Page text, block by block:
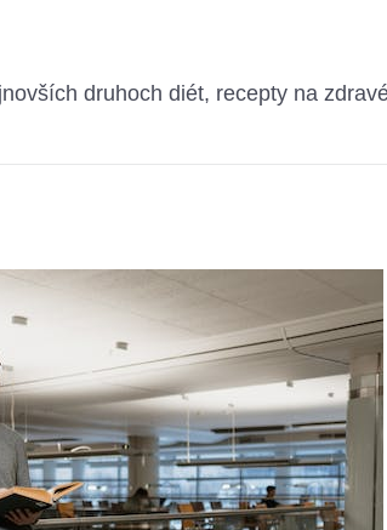
druhoch diét, recepty na